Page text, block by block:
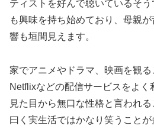
ティストを好んで聴いているそ
も興味を持ち始めており、母親
響も垣間見えます。
家でアニメやドラマ、映画を観
Netflixなどの配信サービスをよく
見た目から無口な性格と言われ
曰く実生活ではかなり笑うこと